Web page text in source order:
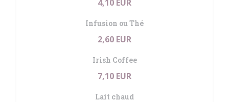
4,10 EUR
Infusion ou Thé
2,60 EUR
Irish Coffee
7,10 EUR
Lait chaud